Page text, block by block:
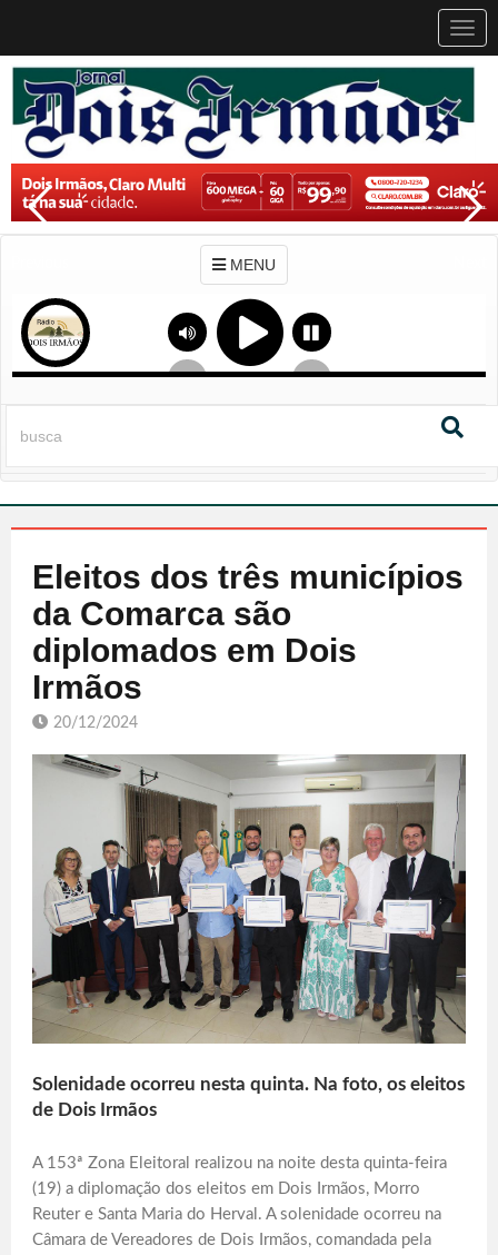
MENU
Eleitos dos três municípios
da Comarca são
diplomados em Dois
Irmãos
20/12/2024
Solenidade ocorreu nesta quinta. Na foto, os eleitos
de Dois Irmãos
A 153ª Zona Eleitoral realizou na noite desta quinta-feira
(19) a diplomação dos eleitos em Dois Irmãos, Morro
Reuter e Santa Maria do Herval. A solenidade ocorreu na
Câmara de Vereadores de Dois Irmãos, comandada pela